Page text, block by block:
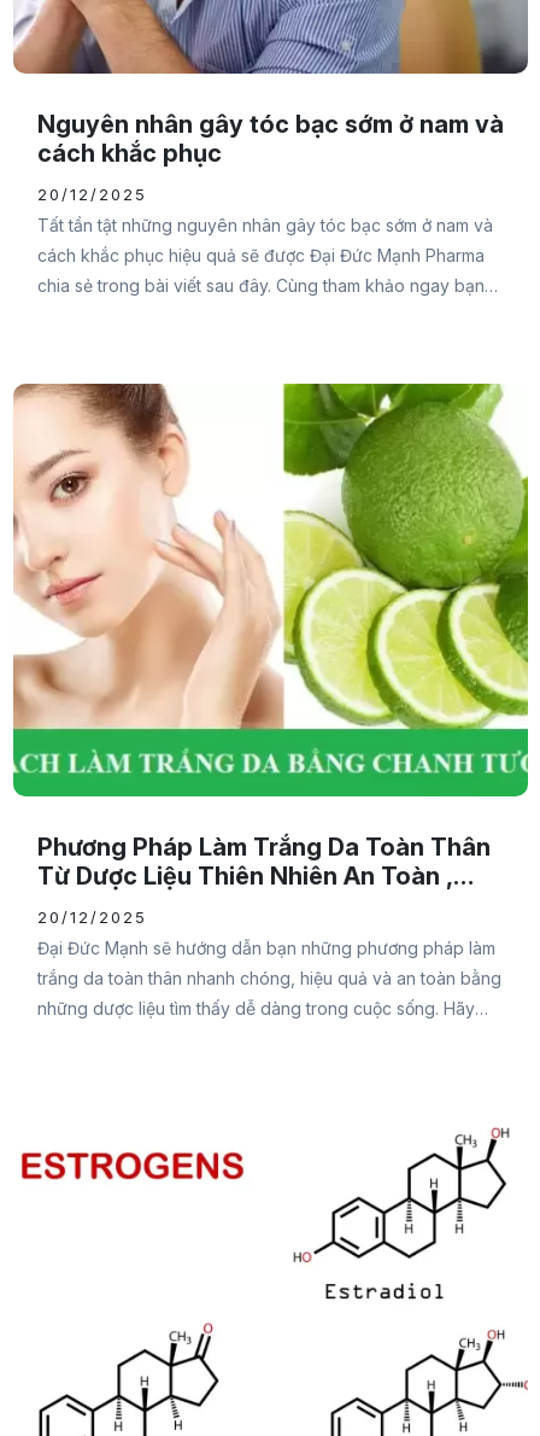
Nguyên nhân gây tóc bạc sớm ở nam và
cách khắc phục
20/12/2025
Tất tần tật những nguyên nhân gây tóc bạc sớm ở nam và
cách khắc phục hiệu quả sẽ được Đại Đức Mạnh Pharma
chia sẻ trong bài viết sau đây. Cùng tham khảo ngay bạn
Phương Pháp Làm Trắng Da Toàn Thân
Từ Dược Liệu Thiên Nhiên An Toàn ,
HIệu Quả
20/12/2025
Đại Đức Mạnh sẽ hướng dẫn bạn những phương pháp làm
trắng da toàn thân nhanh chóng, hiệu quả và an toàn bằng
những dược liệu tìm thấy dễ dàng trong cuộc sống. Hãy